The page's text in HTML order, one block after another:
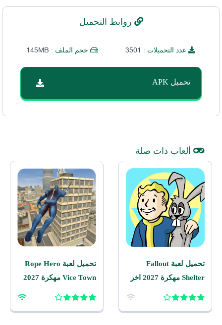
روابط التحميل
عدد التحميلات : 3501 حجم الملف : 145MB
تحميل APK
ألعاب ذات صلة
تحميل لعبة Fallout
Shelter مهكرة 2027 اخر
تحميل لعبة Rope Hero
Vice Town مهكرة 2027